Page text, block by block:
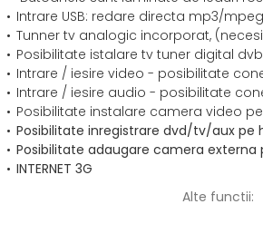
Intrare USB: redare directa mp3/
Tunner tv analogic incorporat,
Posibilitate istalare tv tuner digital
Intrare / iesire video - posibilitate
Intrare / iesire audio - posibilitate
Posibilitate instalare camera video
Posibilitate inregistrare dvd/tv/aux pe
Posibilitate adaugare camera
INTERNET 3G
Alte functii: